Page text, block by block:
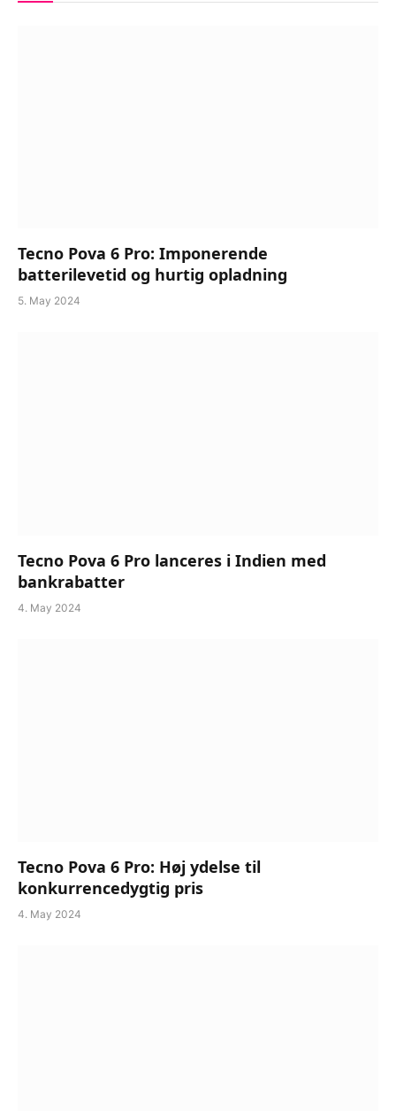
Tecno Pova 6 Pro: Imponerende
batterilevetid og hurtig opladning
5. May 2024
Tecno Pova 6 Pro lanceres i Indien med
bankrabatter
4. May 2024
Tecno Pova 6 Pro: Høj ydelse til
konkurrencedygtig pris
4. May 2024